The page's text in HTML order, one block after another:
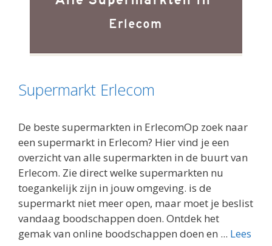
Supermarkt Erlecom
De beste supermarkten in ErlecomOp zoek naar
een supermarkt in Erlecom? Hier vind je een
overzicht van alle supermarkten in de buurt van
Erlecom. Zie direct welke supermarkten nu
toegankelijk zijn in jouw omgeving. is de
supermarkt niet meer open, maar moet je beslist
vandaag boodschappen doen. Ontdek het
gemak van online boodschappen doen en ... Lees